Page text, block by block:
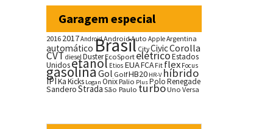
Garagem especial
20162017AndroidAndroid Auto AppleArgentina
automáticoBrasil CityCivicCorolla
CVTdieselDusterEcoSportelétricoEstados
Unidosetanol Etios EUAFCA Fit flex Focus
gasolina Gol GolfHB20 HR-V híbrido
IPIKaKicks Logan OnixPalio PlusPoloRenegade
SanderoStrada São Paulo turboUno Versa